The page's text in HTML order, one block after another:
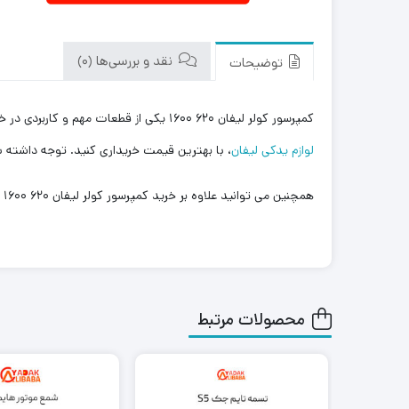
توضیحات نقد و بررسی‌ها (0)
کمپرسور کولر لیفان ۶۲۰ ۱۶۰۰ یکی از قطعات مهم و کاربردی در خودرو محسوب می شود. شما می توانید این محصول را با بهترین قیمت بازار به صورت مستقیم از علی بابا یدک وارد کننده و توزیع کننده
لوازم یدکی لیفان، با بهترین قیمت خریداری کنید. توجه
همچنین می توانید علاوه بر خرید کمپرسور کولر لیفان ۶۲۰ ۱۶۰۰ سایر
محصولات مرتبط